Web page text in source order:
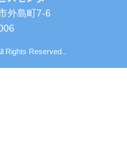
外島町7-6
Rights Reserved..